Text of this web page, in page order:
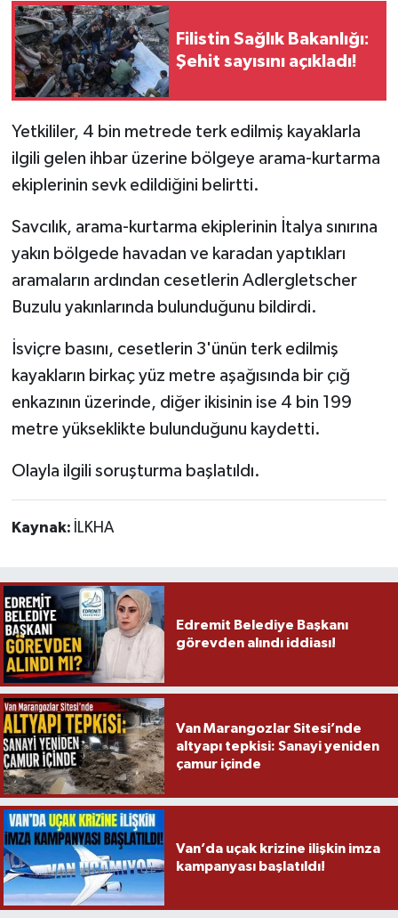
Filistin Sağlık Bakanlığı:
Şehit sayısını açıkladı!
Yetkililer, 4 bin metrede terk edilmiş kayaklarla
ilgili gelen ihbar üzerine bölgeye arama-kurtarma
ekiplerinin sevk edildiğini belirtti.
Savcılık, arama-kurtarma ekiplerinin İtalya sınırına
yakın bölgede havadan ve karadan yaptıkları
aramaların ardından cesetlerin Adlergletscher
Buzulu yakınlarında bulunduğunu bildirdi.
İsviçre basını, cesetlerin 3'ünün terk edilmiş
kayakların birkaç yüz metre aşağısında bir çığ
enkazının üzerinde, diğer ikisinin ise 4 bin 199
metre yükseklikte bulunduğunu kaydetti.
Olayla ilgili soruşturma başlatıldı.
Kaynak: İLKHA
Edremit Belediye Başkanı
görevden alındı iddiası!
Van Marangozlar Sitesi’nde
altyapı tepkisi: Sanayi yeniden
çamur içinde
Van’da uçak krizine ilişkin imza
kampanyası başlatıldı!